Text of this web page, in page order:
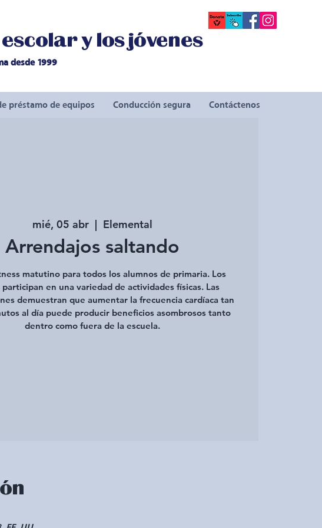
y los jóvenes
desde 1999
préstamo de equipos Conducción segura Contáctenos
mié, 05 abr
  |
Elemental
Arrendajos saltando
matutino para todos los alumnos de primaria. Los
en una variedad de actividades físicas. Las
demuestran que aumentar la frecuencia cardíaca tan
al día puede producir beneficios asombrosos tanto
dentro como fuera de la escuela.